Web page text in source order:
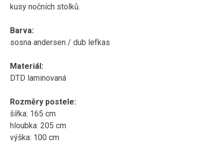
kusy nočních stolků.
Barva:
sosna andersen / dub lefkas
Materiál:
DTD laminovaná
Rozměry postele:
šířka: 165 cm
hloubka: 205 cm
výška: 100 cm